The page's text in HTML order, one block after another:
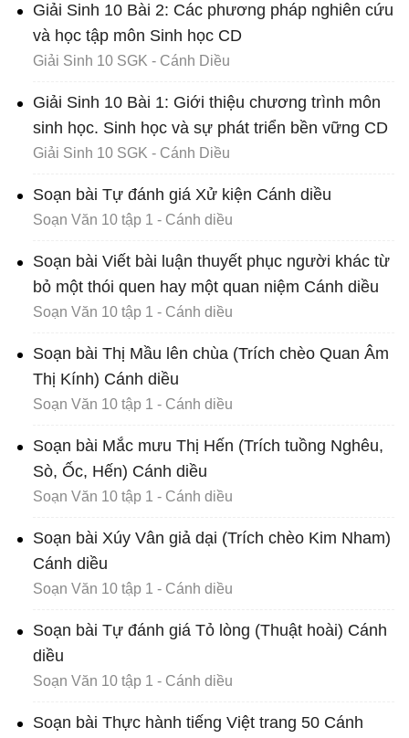
Giải Sinh 10 Bài 2: Các phương pháp nghiên cứu
và học tập môn Sinh học CD
Giải Sinh 10 SGK - Cánh Diều
Giải Sinh 10 Bài 1: Giới thiệu chương trình môn
sinh học. Sinh học và sự phát triển bền vững CD
Giải Sinh 10 SGK - Cánh Diều
Soạn bài Tự đánh giá Xử kiện Cánh diều
Soạn Văn 10 tập 1 - Cánh diều
Soạn bài Viết bài luận thuyết phục người khác từ
bỏ một thói quen hay một quan niệm Cánh diều
Soạn Văn 10 tập 1 - Cánh diều
Soạn bài Thị Mầu lên chùa (Trích chèo Quan Âm
Thị Kính) Cánh diều
Soạn Văn 10 tập 1 - Cánh diều
Soạn bài Mắc mưu Thị Hến (Trích tuồng Nghêu,
Sò, Ốc, Hến) Cánh diều
Soạn Văn 10 tập 1 - Cánh diều
Soạn bài Xúy Vân giả dại (Trích chèo Kim Nham)
Cánh diều
Soạn Văn 10 tập 1 - Cánh diều
Soạn bài Tự đánh giá Tỏ lòng (Thuật hoài) Cánh
diều
Soạn Văn 10 tập 1 - Cánh diều
Soạn bài Thực hành tiếng Việt trang 50 Cánh